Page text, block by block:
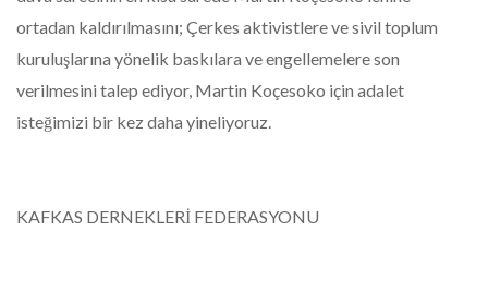
ortadan kaldırılmasını; Çerkes aktivistlere ve sivil toplum
kuruluşlarına yönelik baskılara ve engellemelere son
verilmesini talep ediyor, Martin Koçesoko için adalet
isteğimizi bir kez daha yineliyoruz.
KAFKAS DERNEKLERİ FEDERASYONU